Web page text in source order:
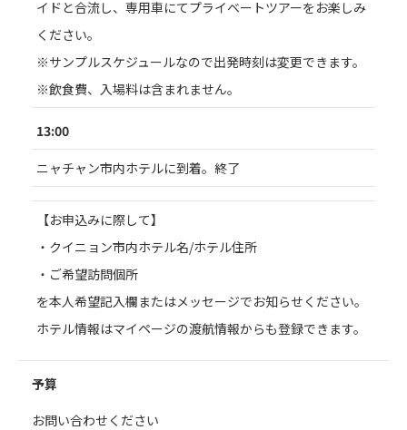
イドと合流し、専用車にてプライベートツアーをお楽しみ
ください。
※サンプルスケジュールなので出発時刻は変更できます。
※飲食費、入場料は含まれません。
13:00
ニャチャン市内ホテルに到着。終了
【お申込みに際して】
・クイニョン市内ホテル名/ホテル住所
・ご希望訪問個所
を本人希望記入欄またはメッセージでお知らせください。
ホテル情報はマイページの渡航情報からも登録できます。
予算
お問い合わせください